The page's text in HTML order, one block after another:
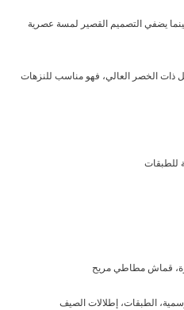
يضفي التصميم القصير لمسة عصرية
ذات الخصر العالي، فهو مناسب للنزهات
للطبقات
قماش مطاطي مريح
الطبقات، إطلالات الصيف